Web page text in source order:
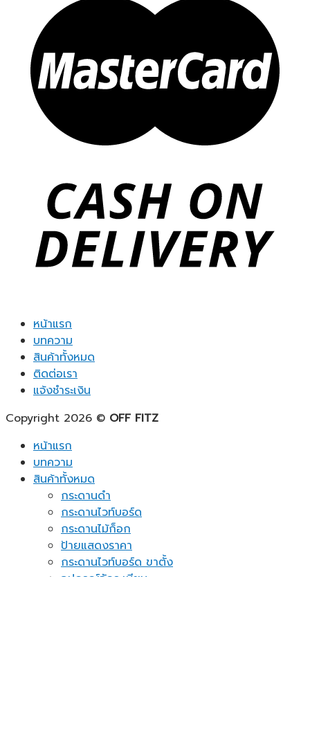
หน้าแรก
บทความ
สินค้าทั้งหมด
ติดต่อเรา
แจ้งชำระเงิน
Copyright 2026 © OFF FITZ
หน้าแรก
บทความ
สินค้าทั้งหมด
กระดานดำ
กระดานไวท์บอร์ด
กระดานไม้ก็อก
ป้ายแสดงราคา
กระดานไวท์บอร์ด ขาตั้ง
อุปกรณ์จัดระเบียบ